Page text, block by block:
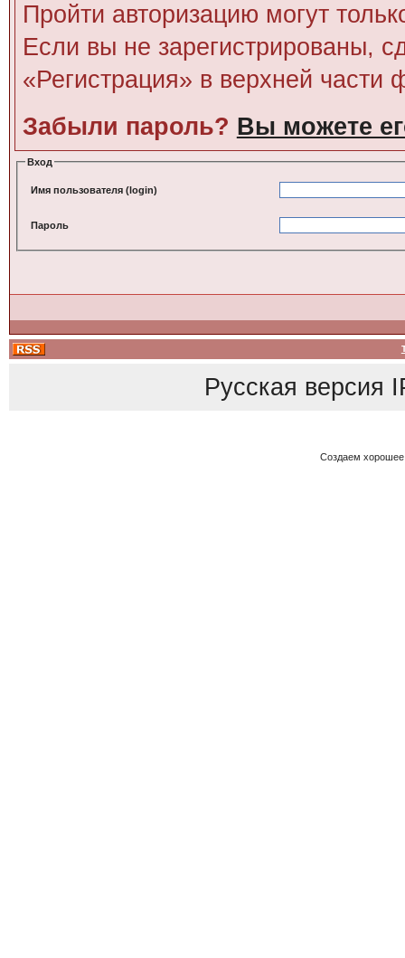
Пройти авторизацию могут
Если вы не зарегистрированы,
«Регистрация» в верхней части
Забыли пароль? Вы можете
Вход
Имя пользователя (login)
Пароль
Русская версия
Создаем